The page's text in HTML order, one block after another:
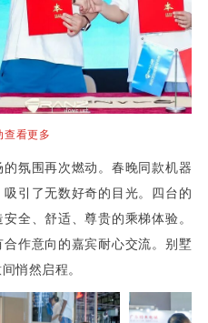
查看更多
氛围再次燃动。春晚同款机器
引了无数好奇的目光。四台的
全、舒适、尊贵的乘梯体验。
作意向的嘉宾耐心交流。别墅
悄然启程。